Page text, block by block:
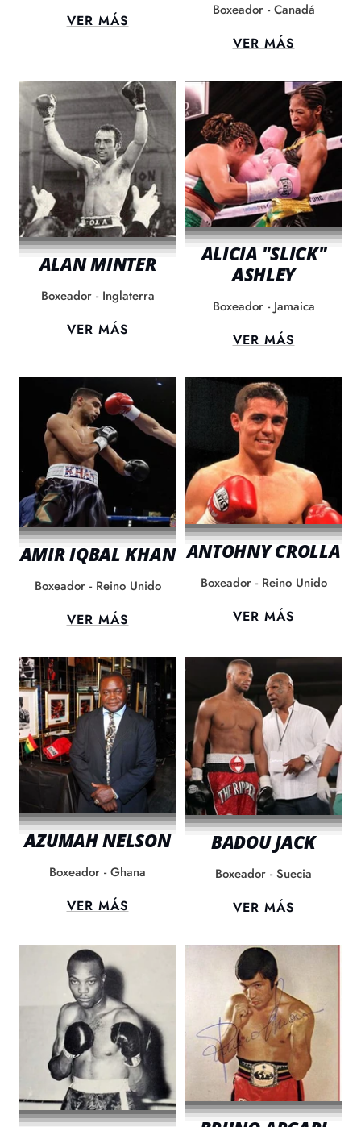
VER MÁS
Boxeador - Canadá
VER MÁS
ALAN MINTER
Boxeador - Inglaterra
VER MÁS
ALICIA "SLICK"
ASHLEY
Boxeador - Jamaica
VER MÁS
AMIR IQBAL KHAN
Boxeador - Reino Unido
VER MÁS
ANTOHNY CROLLA
Boxeador - Reino Unido
VER MÁS
AZUMAH NELSON
Boxeador - Ghana
VER MÁS
BADOU JACK
Boxeador - Suecia
VER MÁS